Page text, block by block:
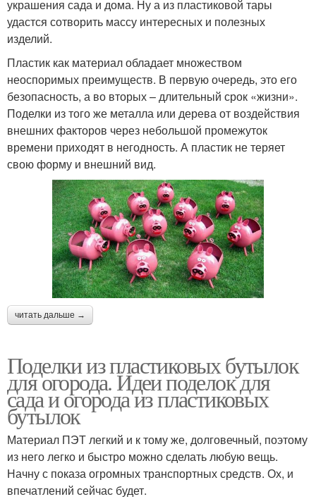
украшения сада и дома. Ну а из пластиковой тары
удастся сотворить массу интересных и полезных
изделий.
Пластик как материал обладает множеством
неоспоримых преимуществ. В первую очередь, это его
безопасность, а во вторых – длительный срок «жизни».
Поделки из того же металла или дерева от воздействия
внешних факторов через небольшой промежуток
времени приходят в негодность. А пластик не теряет
свою форму и внешний вид.
читать дальше →
Поделки из пластиковых бутылок
для огорода. Идеи поделок для
сада и огорода из пластиковых
бутылок
Материал ПЭТ легкий и к тому же, долговечный, поэтому
из него легко и быстро можно сделать любую вещь.
Начну с показа огромных транспортных средств. Ох, и
впечатлений сейчас будет.